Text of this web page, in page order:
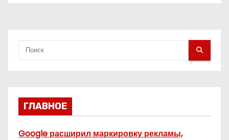
ГЛАВНОЕ
Google расширил маркировку рекламы,